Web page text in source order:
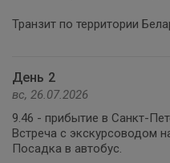
День 2
вс, 26.07.2026
9.46 - прибытие в Санкт-
Встреча с экскурсоводом
Посадка в автобус.